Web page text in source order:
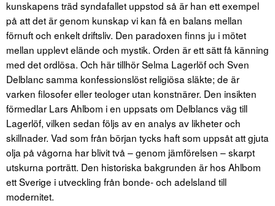
kunskapens träd syndafallet uppstod så är han ett exempel
på att det är genom kunskap vi kan få en balans mellan
förnuft och enkelt driftsliv. Den paradoxen finns ju i mötet
mellan upplevt elände och mystik. Orden är ett sätt få känning
med det ordlösa. Och här tillhör Selma Lagerlöf och Sven
Delblanc samma konfessionslöst religiösa släkte; de är
varken filosofer eller teologer utan konstnärer. Den insikten
förmedlar Lars Ahlbom i en uppsats om Delblancs väg till
Lagerlöf, vilken sedan följs av en analys av likheter och
skillnader. Vad som från början tycks haft som uppsåt att gjuta
olja på vågorna har blivit två – genom jämförelsen – skarpt
utskurna porträtt. Den historiska bakgrunden är hos Ahlbom
ett Sverige i utveckling från bonde- och adelsland till
modernitet.